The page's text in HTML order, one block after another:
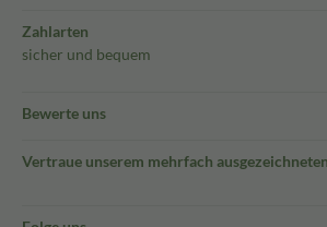
Zahlarten
sicher und bequem
Bewerte uns
Vertraue unserem mehrfach